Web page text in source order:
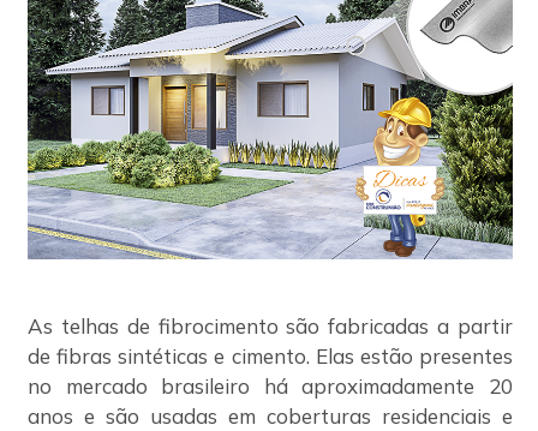
Metais
Pisos e Revestimentos
Portas e Janelas
Tintas e Acessórios
Utilidades
Seja um Associado
Área Restrita
As telhas de fibrocimento são fabricadas a partir
de fibras sintéticas e cimento. Elas estão presentes
no mercado brasileiro há aproximadamente 20
anos e são usadas em coberturas residenciais e